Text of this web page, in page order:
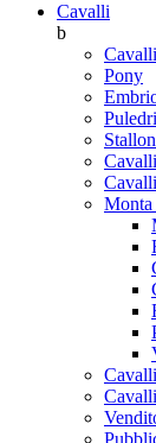
Cavalli
b
Pony
Puledri
Monta